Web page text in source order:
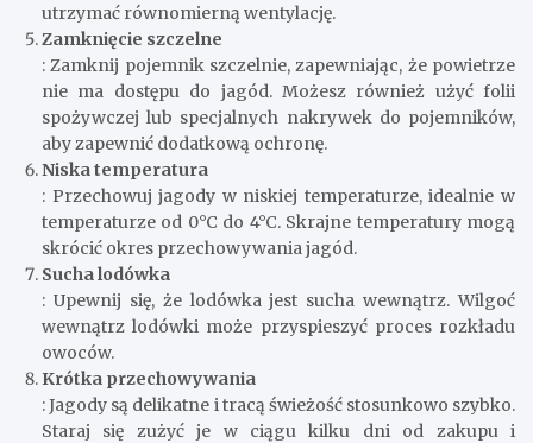
utrzymać równomierną wentylację.
Zamknięcie szczelne
: Zamknij pojemnik szczelnie, zapewniając, że powietrze
nie ma dostępu do jagód. Możesz również użyć folii
spożywczej lub specjalnych nakrywek do pojemników,
aby zapewnić dodatkową ochronę.
Niska temperatura
: Przechowuj jagody w niskiej temperaturze, idealnie w
temperaturze od 0°C do 4°C. Skrajne temperatury mogą
skrócić okres przechowywania jagód.
Sucha lodówka
: Upewnij się, że lodówka jest sucha wewnątrz. Wilgoć
wewnątrz lodówki może przyspieszyć proces rozkładu
owoców.
Krótka przechowywania
: Jagody są delikatne i tracą świeżość stosunkowo szybko.
Staraj się zużyć je w ciągu kilku dni od zakupu i